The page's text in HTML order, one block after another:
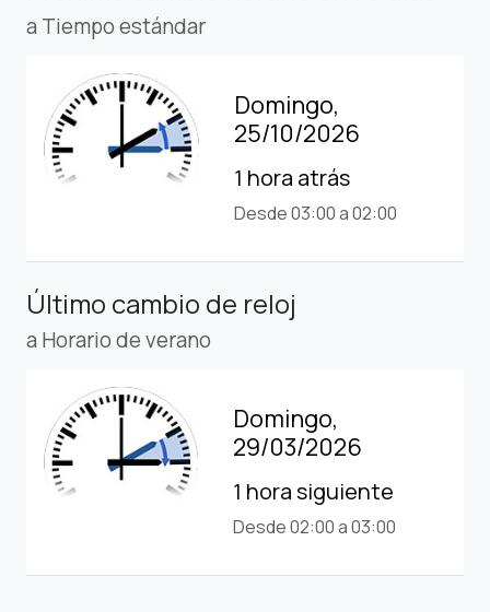
a Tiempo estándar
Domingo,
25/10/2026
1 hora atrás
Desde 03:00 a 02:00
Último cambio de reloj
a Horario de verano
Domingo,
29/03/2026
1 hora siguiente
Desde 02:00 a 03:00